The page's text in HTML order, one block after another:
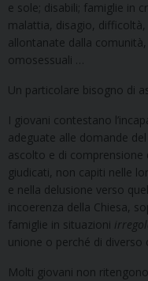
e sole; disabili; famiglie in
malattia, disagio,
allontanate dalla
omosessuali …
Un particolare bisogno di
I giovani contestano
adeguate alle domande
ascolto e di comprensione
giudicati, non capiti nelle
e nella delusione verso
incoerenza della Chiesa,
famiglie in situazioni
unione o perché di diverso
Molti giovani non